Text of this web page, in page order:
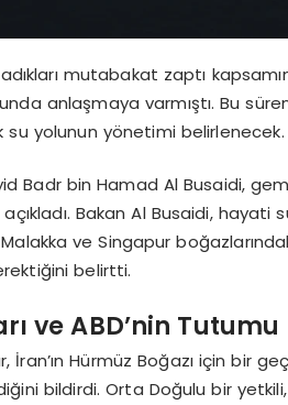
mutabakat zaptı
anlaşmaya varmıştı. Bu
su yolunun yönetimi belirlenecek.
Badr bin Hamad Al Busaidi,
Bakan Al Busaidi, hayati
ve Singapur
belirtti.
ve ABD’nin Tutumu
Hürmüz Boğazı için bir
bildirdi. Orta Doğulu bir